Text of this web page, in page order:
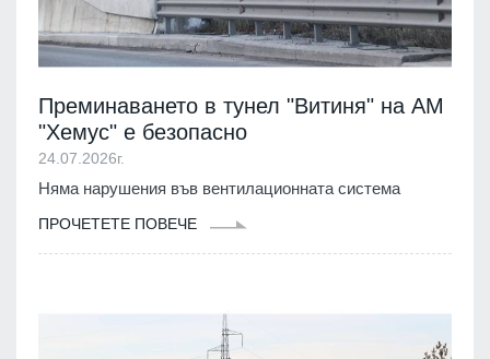
Преминаването в тунел "Витиня" на АМ
"Хемус" е безопасно
24.07.2026г.
Няма нарушения във вентилационната система
ПРОЧЕТЕТЕ ПОВЕЧЕ